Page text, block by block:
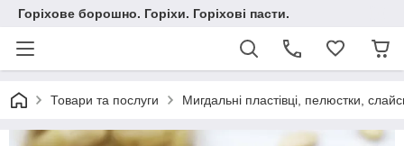
Горіхове борошно. Горіхи. Горіхові пасти.
Товари та послуги Мигдальні пластівці, пелюстки,